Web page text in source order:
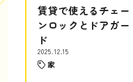
賃貸で使えるチェー
ンロックとドアガー
ド
2025.12.15
家